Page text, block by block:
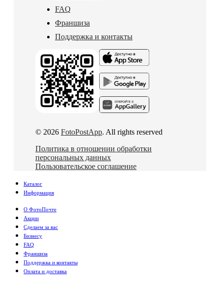
FAQ
Франшиза
Поддержка и контакты
© 2026 FotoPostApp. All rights reserved
Политика в отношении обработки
персональных данных
Пользовательское соглашение
Каталог
Информация
О ФотоПочте
Акции
Сделаем за вас
Бизнесу
FAQ
Франшиза
Поддержка и контакты
Оплата и доставка